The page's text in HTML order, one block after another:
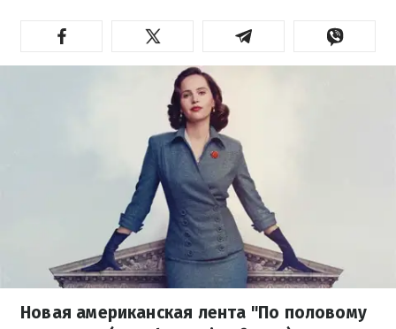
Новая американская лента "По половому